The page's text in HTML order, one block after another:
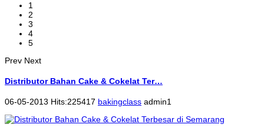
1
2
3
4
5
Prev Next
Distributor Bahan Cake & Cokelat Ter…
06-05-2013 Hits:225417 bakingclass admin1